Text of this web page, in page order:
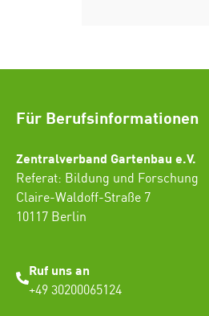
Für Berufsinformationen
Zentralverband Gartenbau e.V.
Referat: Bildung und Forschung
Claire-Waldoff-Straße 7
10117 Berlin
Ruf uns an
+49 30200065124